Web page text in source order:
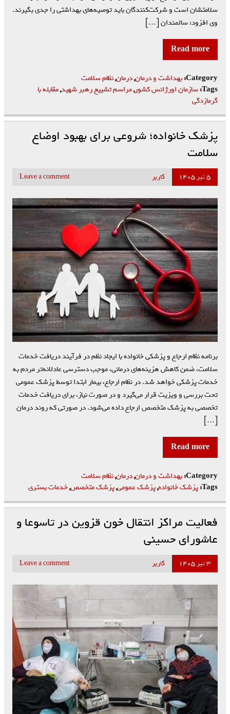
سلامتشان است و شرکت‌کنندگان باید توصیه‌های بهداشتی را جدی بگیرند.
وی افزود: سالمندان […]
Read more
Category: بهداشت و درمان,درمان,نظام سلامت
Tags: سازمان اورژانس کشور,مراسم تشییع رهبر شهید,مقابله با
گرمازدگی
پزشک خانواده؛ شروعی برای بهبود اوضاع
سلامت
۵ تیر ۱۴۰۵ کاربر Leave a comment
برنامه نظام ارجاع و پزشکی خانواده با ایجاد نظم در فرآیند دریافت خدمات
سلامت، ضمن کاهش هزینه‌های درمانی، موجب دسترسی عادلانه‌تر مردم به
خدمات پزشکی خواهد شد. در نظام ارجاع، بیمار ابتدا توسط پزشک عمومی
تحت بررسی و ویزیت قرار می‌گیرد و در صورت نیاز، برای دریافت خدمات
تخصصی به پزشک متخصص ارجاع داده می‌شود. در صورتی که روند درمان
[…]
Read more
Category: بهداشت و درمان,درمان,نظام سلامت
Tags: پزشک خانواده,پزشک عمومی,پزشک متخصص,خدمات بستری
فعالیت مراکز انتقال خون قزوین در تاسوعا و
عاشورای حسینی
۳ تیر ۱۴۰۵ کاربر Leave a comment